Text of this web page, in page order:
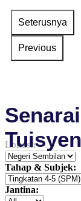
Tuisyen
Lokasi:
Tahap & Subjek:
Jantina: